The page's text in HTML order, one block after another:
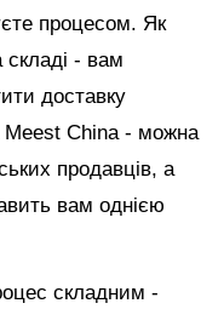
процесом. Як
складі - вам
доставку
China - можна
продавців, а
вам однією
складним -